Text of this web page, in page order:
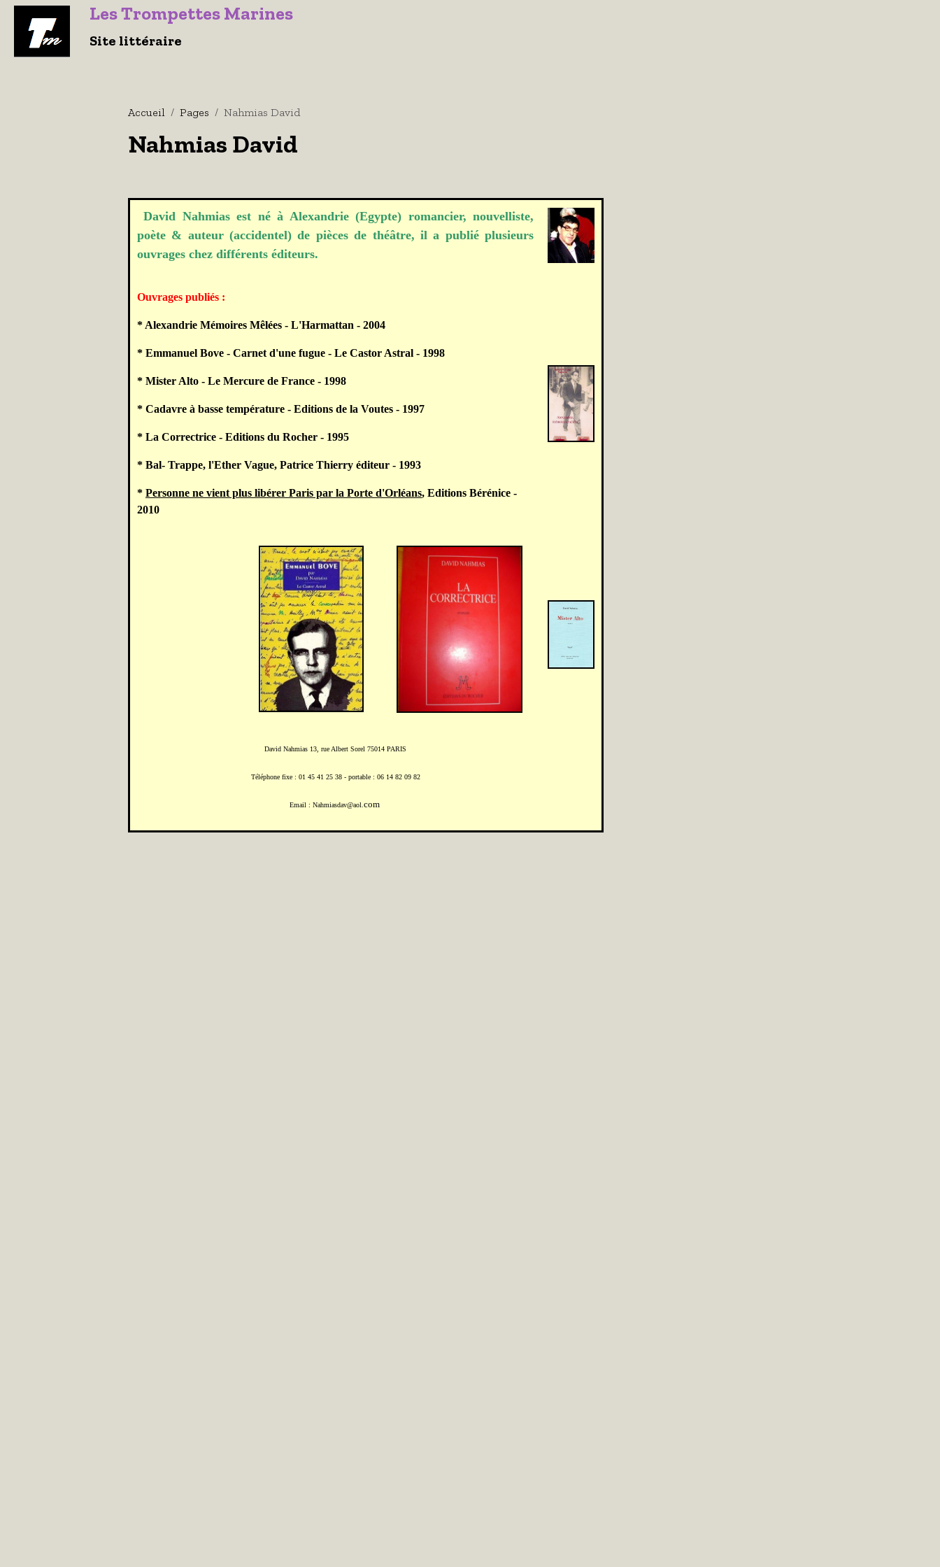
Les Trompettes Marines
Site littéraire
Accueil Pages Nahmias David
Nahmias David
David Nahmias est né à Alexandrie (Egypte) romancier, nouvelliste,
poète & auteur (accidentel) de pièces de théâtre, il a publié plusieurs
ouvrages chez différents éditeurs.
Ouvrages publiés :
* Alexandrie Mémoires Mêlées - L'Harmattan - 2004
* Emmanuel Bove - Carnet d'une fugue - Le Castor Astral - 1998
* Mister Alto - Le Mercure de France - 1998
* Cadavre à basse température - Editions de la Voutes - 1997
* La Correctrice - Editions du Rocher - 1995
* Bal- Trappe, l'Ether Vague, Patrice Thierry éditeur - 1993
* Personne ne vient plus libérer Paris par la Porte d'Orléans, Editions Bérénice -
2010
David Nahmias 13, rue Albert Sorel 75014 PARIS
Téléphone fixe : 01 45 41 25 38 - portable : 06 14 82 09 82
Email : Nahmiasdav@aol. com